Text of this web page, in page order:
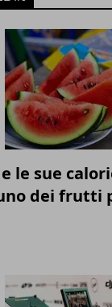
le sue
dei frutti